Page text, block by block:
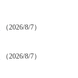
2026/8/7
2026/8/7